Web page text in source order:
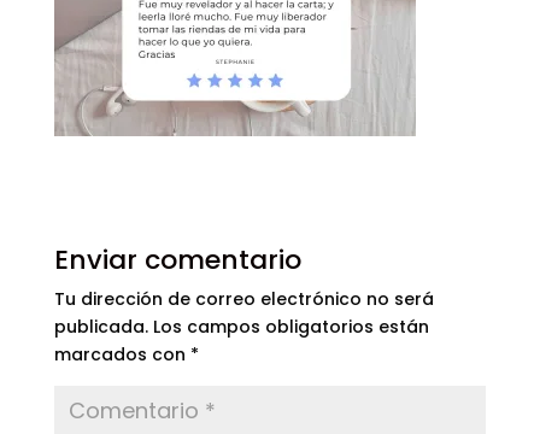
Enviar comentario
Tu dirección de correo electrónico no será
publicada. Los campos obligatorios están
marcados con *